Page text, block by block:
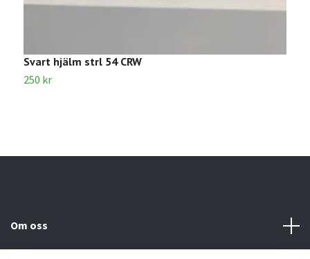
Svart hjälm strl 54 CRW
250 kr
Om oss